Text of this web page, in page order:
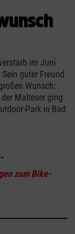
im Juni
guter Freund
Wunsch:
Malteser ging
Park in Bad
zum Bike-